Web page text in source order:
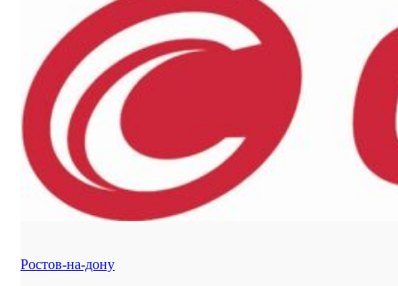
Ростов-на-дону